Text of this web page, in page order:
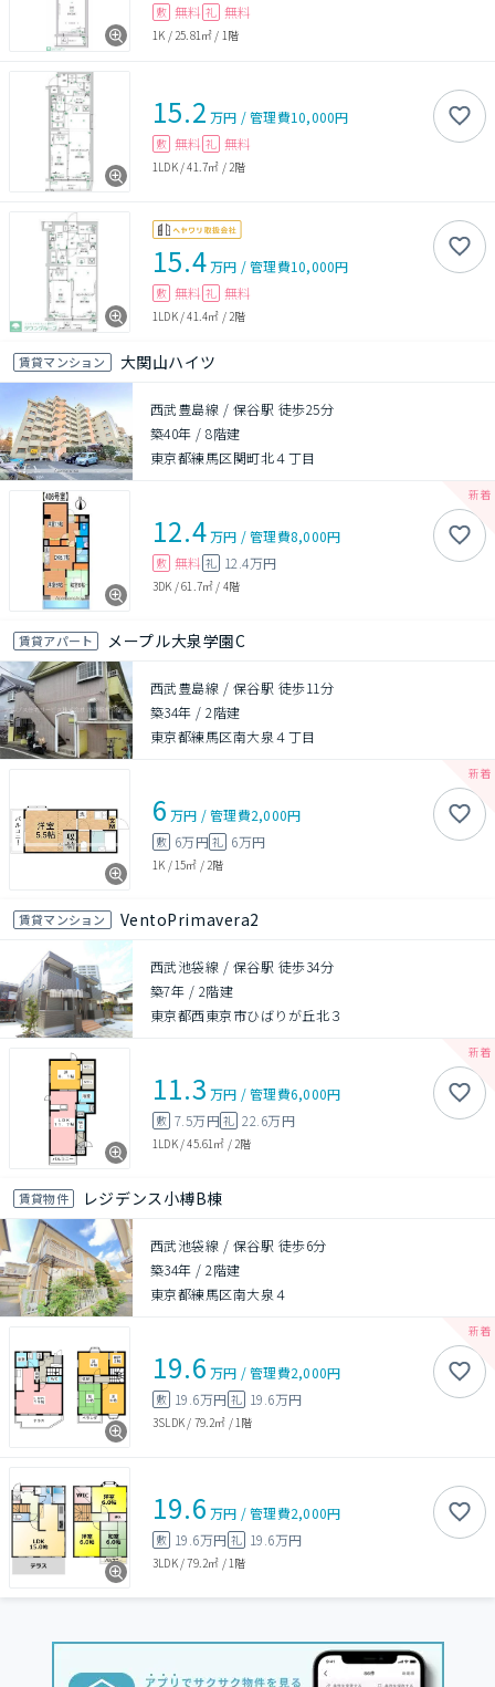
敷 無料 礼 無料
1K /25.81㎡ / 1階
15.2 万円 /管理費10,000円
敷 無料 礼 無料
1LDK/41.7㎡ / 2階
15.4万円 /管理費10,000円
敷 無料 礼 無料
1LDK/41.4㎡ /2階
賃貸マンション 大関山ハイツ
西武豊島線 / 保谷駅 徒歩25分
築40年 /8階建
東京都練馬区関町北４丁目
12.4万円 /管理費8,000円
敷 無料 礼 12.4万円
3DK /61.7㎡ / 4階
賃貸アパート メープル大泉学園C
西武豊島線 / 保谷駅 徒歩11分
築34年 /2階建
東京都練馬区南大泉４丁目
6 万円 /管理費2,000円
敷 6万円礼 6万円
1K / 15㎡ / 2階
賃貸マンション VentoPrimavera2
西武池袋線 / 保谷駅 徒歩34分
築7年 / 2階建
東京都西東京市ひばりが丘北３
11.3 万円 /管理費6,000円
敷 7.5万円礼 22.6万円
1LDK/45.61㎡ / 2階
賃貸物件 レジデンス小榑B棟
西武池袋線 / 保谷駅 徒歩6分
築34年 /2階建
東京都練馬区南大泉４
19.6 万円 /管理費2,000円
敷 19.6万円 礼 19.6万円
3SLDK / 79.2㎡ / 1階
19.6 万円 /管理費2,000円
敷 19.6万円 礼 19.6万円
3LDK/79.2㎡ / 1階